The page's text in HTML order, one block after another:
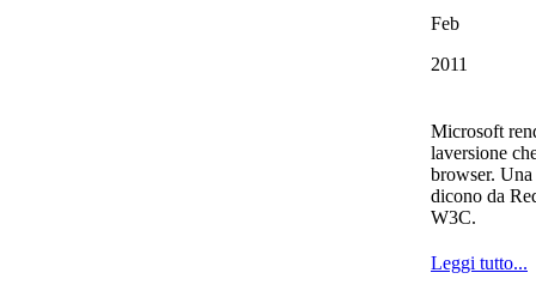
Feb
2011
Microsoft
laversione
browser.
dicono da
W3C.
Leggi tutto...